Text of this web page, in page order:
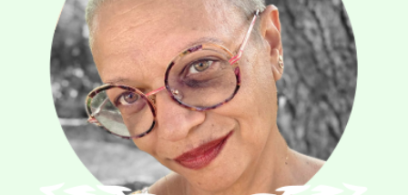
Enregistrer mon nom, mon e-mail et mon site dans le navigateur pour mon prochain commentaire.